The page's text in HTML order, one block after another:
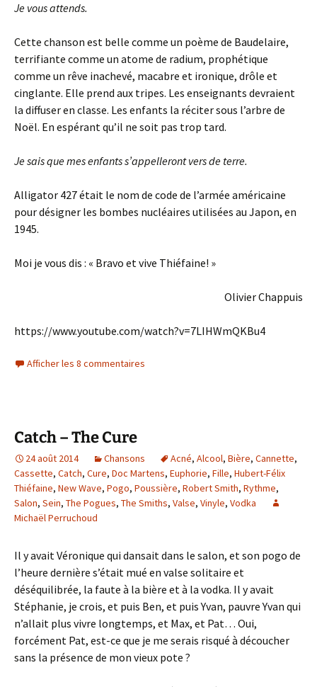
Je vous attends.
Cette chanson est belle comme un poème de Baudelaire,
terrifiante comme un atome de radium, prophétique
comme un rêve inachevé, macabre et ironique, drôle et
cinglante. Elle prend aux tripes. Les enseignants devraient
la diffuser en classe. Les enfants la réciter sous l’arbre de
Noël. En espérant qu’il ne soit pas trop tard.
Je sais que mes enfantss’appelleront vers de terre.
Alligator 427 était le nom de code de l’armée américaine
pour désigner les bombes nucléaires utilisées au Japon, en
1945.
Moi je vous dis : « Bravo et vive Thiéfaine! »
Olivier Chappuis
https://www.youtube.com/watch?v=7LIHWmQKBu4
Afficher les 8 commentaires
Catch – The Cure
24 août 2014 Chansons Acné, Alcool, Bière, Cannette,
Cassette, Catch, Cure, Doc Martens, Euphorie, Fille, Hubert-Félix
Thiéfaine, New Wave, Pogo, Poussière, Robert Smith, Rythme,
Salon, Sein, The Pogues, The Smiths, Valse, Vinyle, Vodka
Michaël Perruchoud
Il y avait Véronique qui dansait dans le salon, et son pogo de
l’heure dernière s’était mué en valse solitaire et
déséquilibrée, la faute à la bière et à la vodka. Il y avait
Stéphanie, je crois, et puis Ben, et puis Yvan, pauvre Yvan qui
n’allait plus vivre longtemps, et Max, et Pat… Oui,
forcément Pat, est-ce que je me serais risqué à découcher
sans la présence de mon vieux pote ?